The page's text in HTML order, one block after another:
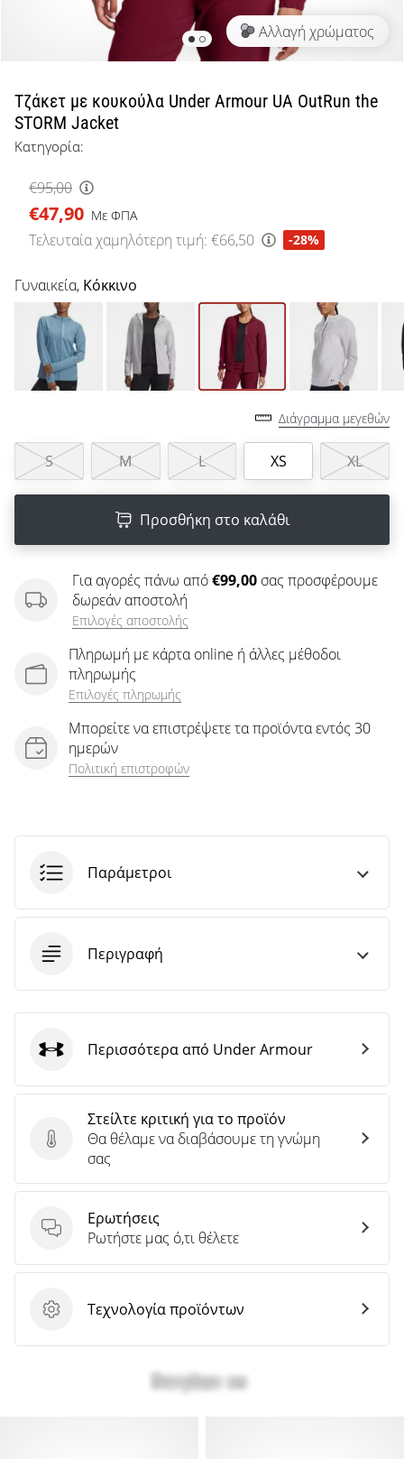
μπάσκετ
όπως
εμείς;
Έλα
μας
ως
πρεσβευτής
της
μας.
Εμφάνιση
όλων των
Αλλαγή χρώματος
Τζάκετ με κουκούλα Under Armour UA OutRun the
STORM Jacket
Κατηγορία:
€95,00
€47,90 Με ΦΠΑ
Τελευταία χαμηλότερη τιμή: €66,50 -28%
Γυναικεία, Κόκκινο
Διάγραμμα μεγεθών
S M L XS XL
Προσθήκη στο καλάθι
Για αγορές πάνω από€99,00 σας προσφέρουμε
δωρεάν αποστολή
Επιλογές αποστολής
Πληρωμή με κάρτα online ή άλλες μέθοδοι
πληρωμής
Επιλογές πληρωμής
Μπορείτε να επιστρέψετε τα προϊόντα εντός 30
ημερών
Πολιτική επιστροφών
Παράμετροι
Περιγραφή
Στείλτε κριτική για το προϊόν
Στείλτε κριτική για το προϊόν
Θα θέλαμε να διαβάσουμε τη γνώμη
σας
Ερωτήσεις
Ερωτήσεις
Ρωτήστε μας ό,τι θέλετε
Τεχνολογία προϊόντων
Τεχνολογία προϊόντων
Under Armour
Περισσότερα από Under Armour